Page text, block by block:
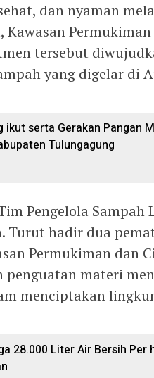
dan nyaman
Kawasan
tersebut
yang digelar di
ikut serta Gerakan Pangan
Tulungagung
Pengelola Sampah
Turut hadir dua
Permukiman dan
penguatan materi
menciptakan
28.000 Liter Air Bersih Per